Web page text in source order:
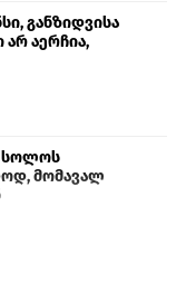
განზიდვისა
არ აერჩია,
სოლოს
მომავალ